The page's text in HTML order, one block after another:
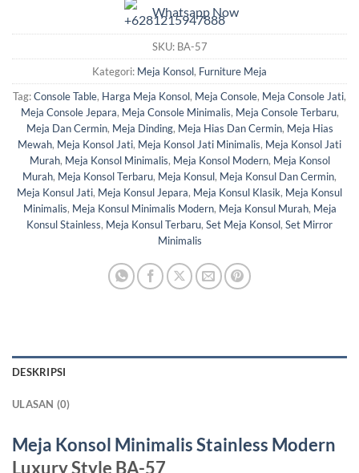
Whatsapp Now
SKU: BA-57
Kategori: Meja Konsol, Furniture Meja
Tag:Console Table, Harga Meja Konsol, Meja Console, Meja Console Jati,
Meja Console Jepara, Meja Console Minimalis, Meja Console Terbaru,
Meja Dan Cermin, Meja Dinding, Meja Hias Dan Cermin, Meja Hias
Mewah, Meja Konsol Jati, Meja Konsol Jati Minimalis, Meja Konsol Jati
Murah, Meja Konsol Minimalis, Meja Konsol Modern, Meja Konsol
Murah, Meja Konsol Terbaru, Meja Konsul, Meja Konsul Dan Cermin,
Meja Konsul Jati, Meja Konsul Jepara, Meja Konsul Klasik, Meja Konsul
Minimalis, Meja Konsul Minimalis Modern, Meja Konsul Murah, Meja
Konsul Stainless, Meja Konsul Terbaru, Set Meja Konsol, Set Mirror
Minimalis
DESKRIPSI
ULASAN (0)
Meja Konsol Minimalis Stainless Modern
Luxury Style BA-57